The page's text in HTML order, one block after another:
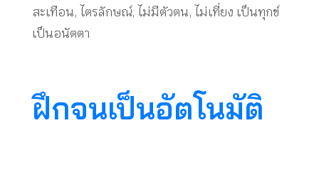
สะเทือน, ไตรลักษณ์, ไม่มีตัวตน, ไม่เที่ยง เป็นทุกข์
เป็นอนัตตา
ฝึกจนเป็นอัตโนมัติ